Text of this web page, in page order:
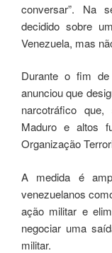
conversar”. Na
decidido sobre
Venezuela, mas
Durante o fim de
anunciou que
narcotráfico
Maduro e altos
Organização
A medida é
venezuelanos
ação militar e
negociar uma
militar.